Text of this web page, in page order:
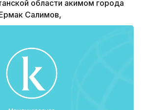
области акимом города
Салимов,